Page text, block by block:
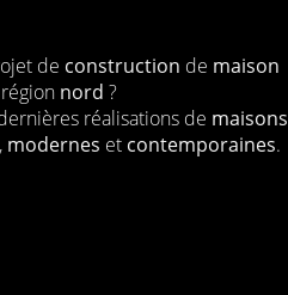
de construction de maison
nord ?
réalisations de maisons
, modernes et contemporaines.